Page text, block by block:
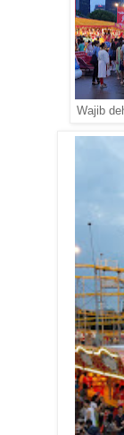
Wajib